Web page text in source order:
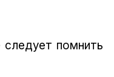
помнить